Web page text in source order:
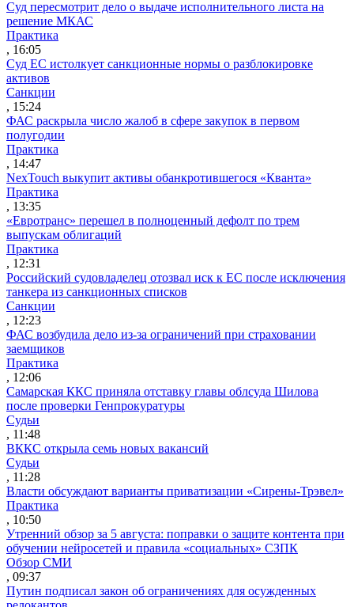
Суд пересмотрит дело о выдаче исполнительного листа на
решение МКАС
Практика
, 16:05
Суд ЕС истолкует санкционные нормы о разблокировке
активов
Санкции
, 15:24
ФАС раскрыла число жалоб в сфере закупок в первом
полугодии
Практика
, 14:47
NexTouch выкупит активы обанкротившегося «Кванта»
Практика
, 13:35
«Евротранс» перешел в полноценный дефолт по трем
выпускам облигаций
Практика
, 12:31
Российский судовладелец отозвал иск к ЕС после исключения
танкера из санкционных списков
Санкции
, 12:23
ФАС возбудила дело из-за ограничений при страховании
заемщиков
Практика
, 12:06
Самарская ККС приняла отставку главы облсуда Шилова
после проверки Генпрокуратуры
Судьи
, 11:48
ВККС открыла семь новых вакансий
Судьи
, 11:28
Власти обсуждают варианты приватизации «Сирены-Трэвел»
Практика
, 10:50
Утренний обзор за 5 августа: поправки о защите контента при
обучении нейросетей и правила «социальных» СЗПК
Обзор СМИ
, 09:37
Путин подписал закон об ограничениях для осужденных